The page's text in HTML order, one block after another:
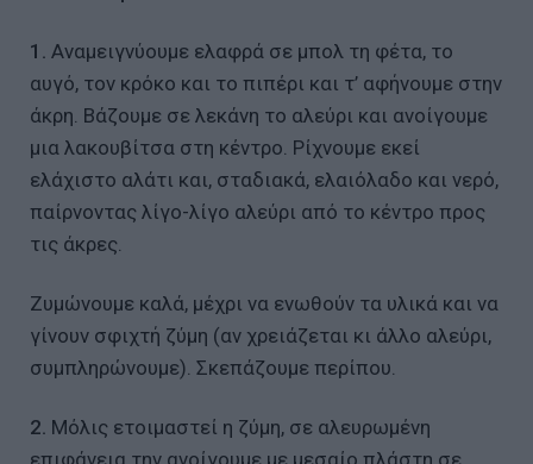
1. Αναµειγνύουµε ελαφρά σε µπολ τη φέτα, το
αυγό, τον κρόκο και το πιπέρι και τ’ αφήνουµε στην
άκρη. Βάζουµε σε λεκάνη το αλεύρι και ανοίγουµε
µια λακουβίτσα στη κέντρο. Ρίχνουµε εκεί
ελάχιστο αλάτι και, σταδιακά, ελαιόλαδο και νερό,
παίρνοντας λίγο-λίγο αλεύρι από το κέντρο προς
τις άκρες.
Ζυµώνουµε καλά, µέχρι να ενωθούν τα υλικά και να
γίνουν σφιχτή ζύµη (αν χρειάζεται κι άλλο αλεύρι,
συµπληρώνουµε). Σκεπάζουµε περίπου.
2. Μόλις ετοιµαστεί η ζύμη, σε αλευρωµένη
επιφάνεια την ανοίγουμε µε µεσαίο πλάστη σε